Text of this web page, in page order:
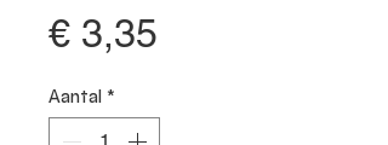
€ 3,35
Aantal *